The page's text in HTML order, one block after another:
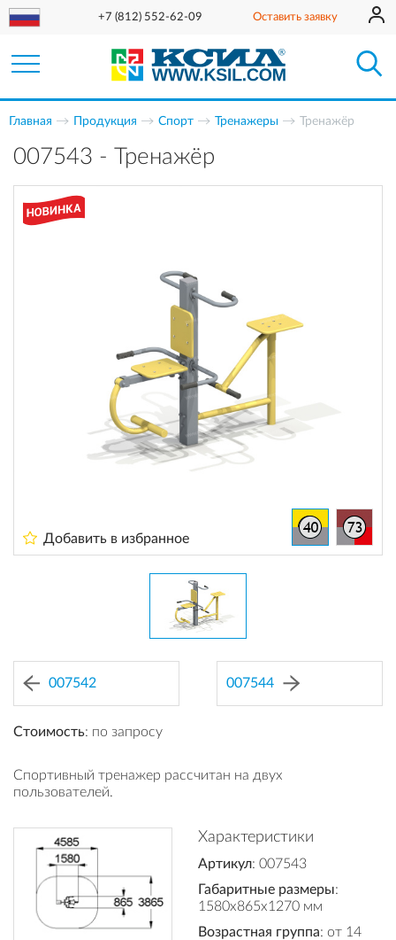
+7 (812) 552-62-09 Оставить заявку
Главная Продукция Спорт Тренажеры Тренажёр
007543 - Тренажёр
Добавить в избранное
007542 007544
Стоимость: по запросу
Спортивный тренажер рассчитан на двух
пользователей.
Характеристики
Артикул: 007543
Габаритные размеры:
1580x865x1270 мм
Возрастная группа: от 14